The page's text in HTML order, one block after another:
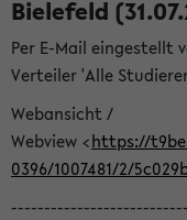
Bielefeld
Per E-Mail eingestellt
Verteiler 'Alle
Webansicht /
Webview <https://
0396/1007481/2/